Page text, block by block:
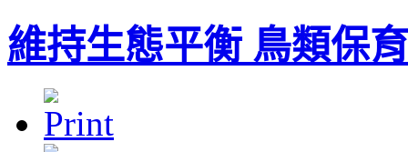
維持生態平衡 鳥類保